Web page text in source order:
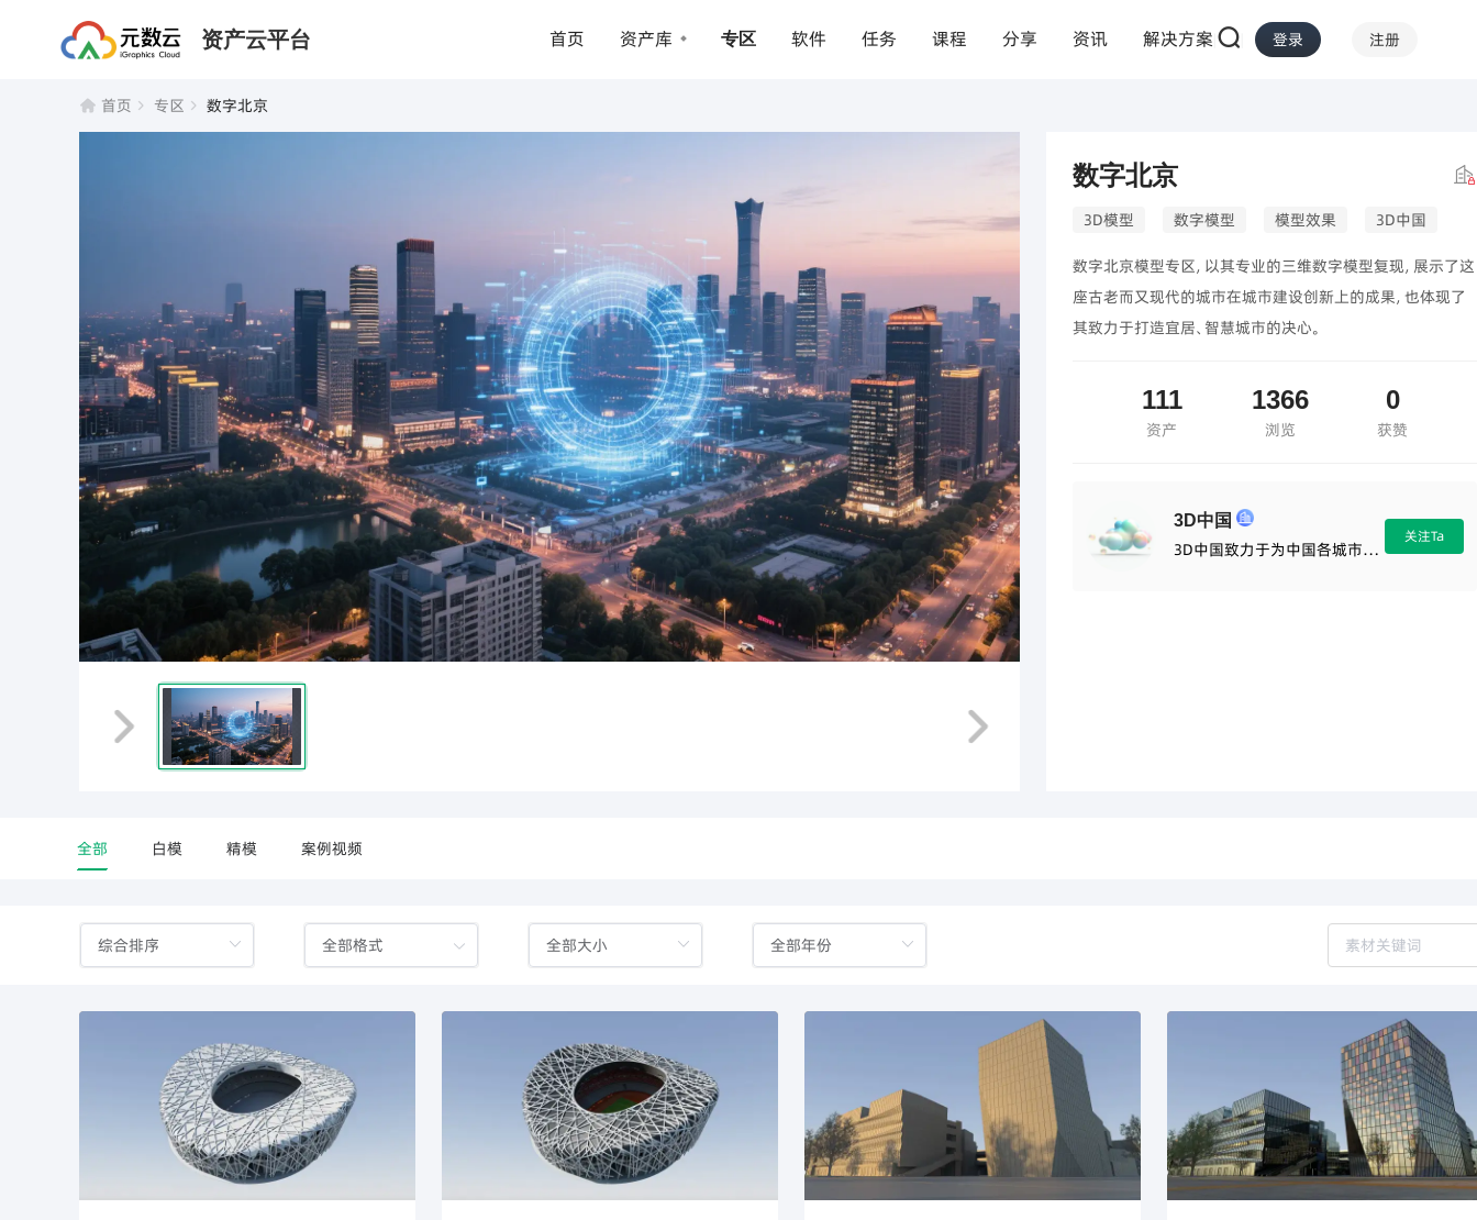
资产云平台 首页 资产库 专区 软件 任务 课程 分享 资讯 解决方案 登录 注册
首页 专区 数字北京
数字北京
3D模型 数字模型 模型效果 3D中国
数字北京模型专区，以其专业的三维数字模型复现，展示了这
座古老而又现代的城市在城市建设创新上的成果，也体现了
其致力于打造宜居、智慧城市的决心。
111
资产
1366
浏览
0
获赞
3D中国
3D中国致力于为中国各城市打
户提供了深入了解中国文化和
关注Ta
全部 白模 精模 案例视频